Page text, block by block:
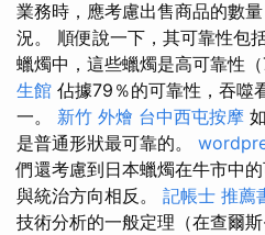
業務時，應考慮出售商品的數
況。 順便說一下，其可靠性包
蠟燭中，這些蠟燭是高可靠性
生館 佔據79％的可靠性，吞噬
一。 新竹 外燴 台中西屯按摩
是普通形狀最可靠的。
們還考慮到日本蠟燭在牛市中
與統治方向相反。 記帳士 推薦
技術分析的一般定理（在查爾